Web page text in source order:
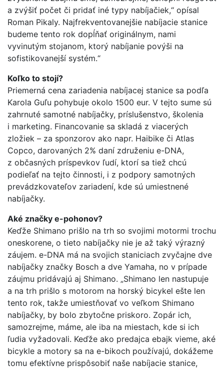
a zvýšiť počet či pridať iné typy nabíjačiek,“ opísal
Roman Pikaly. Najfrekventovanejšie nabíjacie stanice
budeme tento rok dopĺňať originálnym, nami
vyvinutým stojanom, ktorý nabíjanie povýši na
sofistikovanejší systém.“
Koľko to stojí?
Priemerná cena zariadenia nabíjacej stanice sa podľa
Karola Guľu pohybuje okolo 1500 eur. V tejto sume sú
zahrnuté samotné nabíjačky, príslušenstvo, školenia
i marketing. Financovanie sa skladá z viacerých
zložiek – za sponzorov ako napr. Haibike či Atlas
Copco, darovaných 2% daní združeniu e-DNA,
z občasných príspevkov ľudí, ktorí sa tiež chcú
podieľať na tejto činnosti, i z podpory samotných
prevádzkovateľov zariadení, kde sú umiestnené
nabíjačky.
Aké značky e-pohonov?
Keďže Shimano prišlo na trh so svojimi motormi trochu
oneskorene, o tieto nabíjačky nie je až taký výrazný
záujem. e-DNA má na svojich staniciach zvyčajne dve
nabíjačky značky Bosch a dve Yamaha, no v prípade
záujmu pridávajú aj Shimano. „Shimano len nastupuje
a na trh prišlo s motorom na horský bicykel ešte len
tento rok, takže umiestňovať vo veľkom Shimano
nabíjačky, by bolo zbytočne priskoro. Zopár ich,
samozrejme, máme, ale iba na miestach, kde si ich
ľudia vyžadovali. Keďže ako predajca ebajk vieme, aké
bicykle a motory sa na e-bikoch používajú, dokážeme
tomu efektívne prispôsobiť naše nabíjacie stanice,